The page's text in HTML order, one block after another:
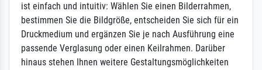
ist einfach und intuitiv: Wählen Sie einen Bilderrahmen,
bestimmen Sie die Bildgröße, entscheiden Sie sich für ein
Druckmedium und ergänzen Sie je nach Ausführung eine
passende Verglasung oder einen Keilrahmen. Darüber
hinaus stehen Ihnen weitere Gestaltungsmöglichkeiten